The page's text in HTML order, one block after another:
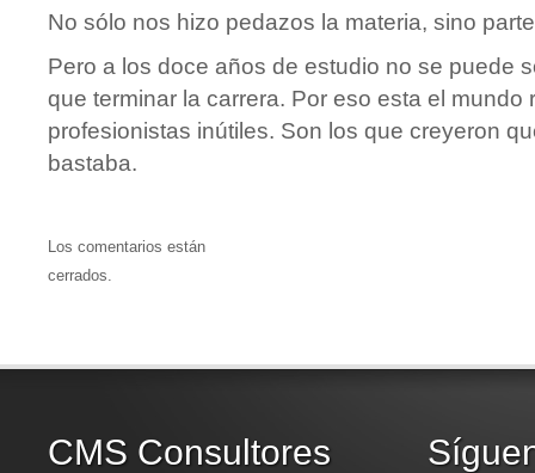
No sólo nos hizo pedazos la materia, sino
Pero a los doce años de estudio no se puede
que terminar la carrera. Por eso esta el mundo
profesionistas inútiles. Son los que creyeron
bastaba.
Los comentarios están
cerrados.
CMS Consultores